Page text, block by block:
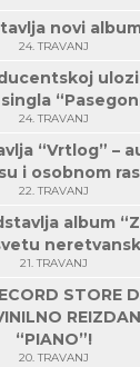
novi
24. TRAVANJ
24. TRAVANJ
“Vrtlog” –
i osobnom
22. TRAVANJ
album
21. TRAVANJ
STORE
“PIANO”!
20. TRAVANJ